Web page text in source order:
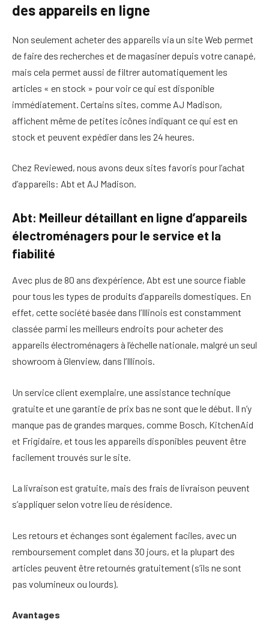
des appareils en ligne
Non seulement acheter des appareils via un site Web permet
de faire des recherches et de magasiner depuis votre canapé,
mais cela permet aussi de filtrer automatiquement les
articles « en stock » pour voir ce qui est disponible
immédiatement. Certains sites, comme AJ Madison,
affichent même de petites icônes indiquant ce qui est en
stock et peuvent expédier dans les 24 heures.
Chez Reviewed, nous avons deux sites favoris pour l’achat
d’appareils: Abt et AJ Madison.
Abt: Meilleur détaillant en ligne d’appareils
électroménagers pour le service et la
fiabilité
Avec plus de 80 ans d’expérience, Abt est une source fiable
pour tous les types de produits d’appareils domestiques. En
effet, cette société basée dans l’Illinois est constamment
classée parmi les meilleurs endroits pour acheter des
appareils électroménagers à l’échelle nationale, malgré un seul
showroom à Glenview, dans l’Illinois.
Un service client exemplaire, une assistance technique
gratuite et une garantie de prix bas ne sont que le début. Il n’y
manque pas de grandes marques, comme Bosch, KitchenAid
et Frigidaire, et tous les appareils disponibles peuvent être
facilement trouvés sur le site.
La livraison est gratuite, mais des frais de livraison peuvent
s’appliquer selon votre lieu de résidence.
Les retours et échanges sont également faciles, avec un
remboursement complet dans 30 jours, et la plupart des
articles peuvent être retournés gratuitement (s’ils ne sont
pas volumineux ou lourds).
Avantages